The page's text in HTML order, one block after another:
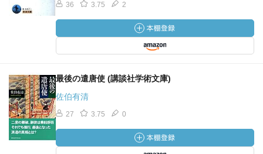
36 3.75 2
最後の遣唐使 (講談社学術文庫)
佐伯有清
27 3.75 0